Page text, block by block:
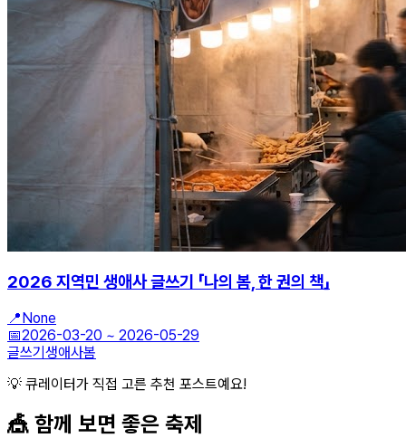
2026 지역민 생애사 글쓰기 「나의 봄, 한 권의 책」
📍None
📅2026-03-20 ~ 2026-05-29
글쓰기생애사봄
💡 큐레이터가 직접 고른 추천 포스트예요!
🎪 함께 보면 좋은 축제